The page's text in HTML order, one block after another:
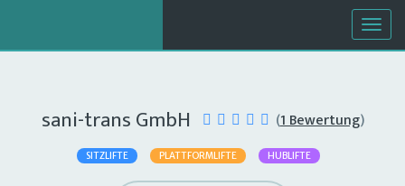
sani-trans GmbH (1 Bewertung)
SITZLIFTE PLATTFORMLIFTE HUBLIFTE